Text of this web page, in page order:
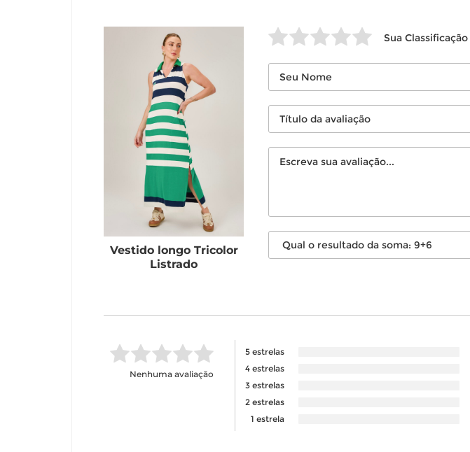
Vestido longo Tricolor
Listrado
Sua Classificação
Nenhuma avaliação
5 estrelas
4 estrelas
3 estrelas
2 estrelas
1 estrela